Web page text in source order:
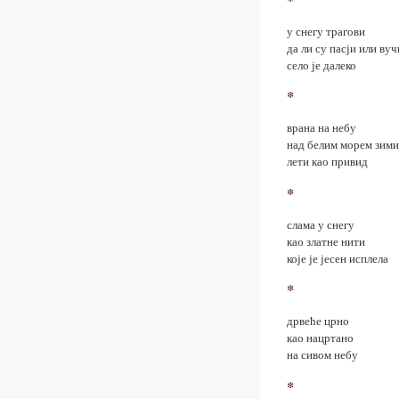
у снегу трагови
да ли су пасји или
село је далеко
*
врана на небу
над белим морем зими
лети као привид
*
слама у снегу
као златне нити
које је јесен исплела
*
дрвеће црно
као нацртано
на сивом небу
*